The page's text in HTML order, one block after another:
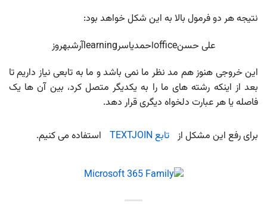
نتیجه هر دو فرمول بالا به این شکل خواهد بود:
علی حسنofficeاحمدیاسرlearningآرشبهروز
این خروجی هنوز هم مد نظر ما نمی باشد و ما به تابعی نیاز داریم تا
بعد از اینکه رشته های ما را به یکدیگر متصل کرد، بین آن ها یک
فاصله یا هر عبارت دلخواه دیگری قرار دهد.
برای رفع این مشکل از تابع TEXTJOIN استفاده می کنیم.